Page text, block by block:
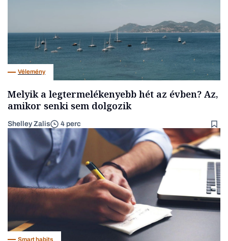
Vélemény
Melyik a legtermelékenyebb hét az évben? Az,
amikor senki sem dolgozik
Shelley Zalis 4 perc
Smart habits